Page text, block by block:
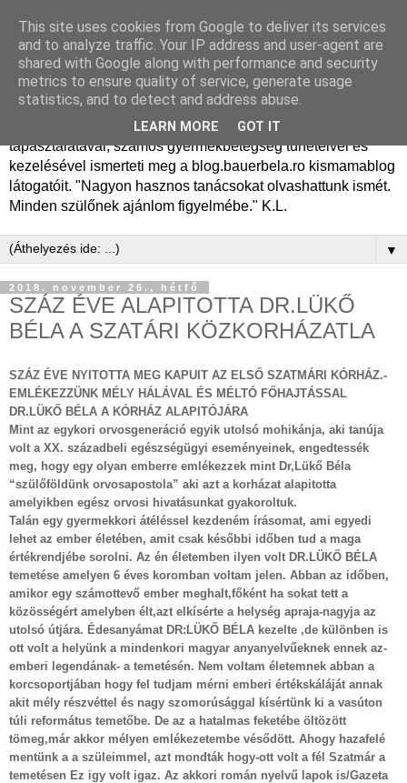
Dr. Bauer Béla Ph.D.
gyermekgyógyász
Dr. Bauer Béla Ph.D. gyermekgyógyász főorvos, 50 éves
tapasztalatával, számos gyermekbetegség tüneteivel és
kezelésével ismerteti meg a blog.bauerbela.ro kismamablog
látogatóit. "Nagyon hasznos tanácsokat olvashattunk ismét.
Minden szülőnek ajánlom figyelmébe." K.L.
▼
2018. november 26., hétfő
SZÁZ ÉVE ALAPITOTTA DR.LÜKŐ
BÉLA A SZATÁRI KÖZKORHÁZATLA
SZÁZ ÉVE NYITOTTA MEG KAPUIT AZ ELSŐ SZATMÁRI KÓRHÁZ.-
EMLÉKEZZÜNK MÉLY HÁLÁVAL ÉS MÉLTÓ FŐHAJTÁSSAL
DR.LÜKŐ BÉLA A KÓRHÁZ ALAPITÓJÁRA
Mint az egykori orvosgeneráció egyik utolsó mohikánja, aki tanúja
volt a XX. századbeli egészségügyi eseményeinek, engedtessék
meg, hogy egy olyan emberre emlékezzek mint Dr,Lükő Béla
“szülőföldünk orvosapostola” aki azt a korházat alapitotta
amelyikben egész orvosi hivatásunkat gyakoroltuk.
Talán egy gyermekkori átéléssel kezdeném írásomat, ami egyedi
lehet az ember életében, amit csak későbbi időben tud a maga
értékrendjébe sorolni. Az én életemben ilyen volt DR.LÜKŐ BÉLA
temetése amelyen 6 éves koromban voltam jelen. Abban az időben,
amikor egy számottevő ember meghalt,főként ha sokat tett a
közösségért amelyben élt,azt elkísérte a helység apraja-nagyja az
utolsó útjára. Édesanyámat DR:LÜKŐ BÉLA kezelte ,de különben is
ott volt a helyünk a mindenkori magyar anyanyelvűeknek ennek az-
emberi legendának- a temetésén. Nem voltam életemnek abban a
korcsoportjában hogy fel tudjam mérni emberi értékskáláját annak
akit mély részvéttel és nagy szomorúsággal kísértünk ki a vasúton
túli református temetőbe. De az a hatalmas feketébe öltözött
tömeg,már akkor mélyen emlékezetembe vésődött. Ahogy hazafelé
mentünk a a szüleimmel, azt mondták hogy-ott volt a fél Szatmár a
temetésen Ez igy volt igaz. Az akkori román nyelvű lapok is/Gazeta
This site uses cookies from Google to deliver its services
and to analyze traffic. Your IP address and user-agent are
shared with Google along with performance and security
metrics to ensure quality of service, generate usage
statistics, and to detect and address abuse.
LEARN MORE GOT IT